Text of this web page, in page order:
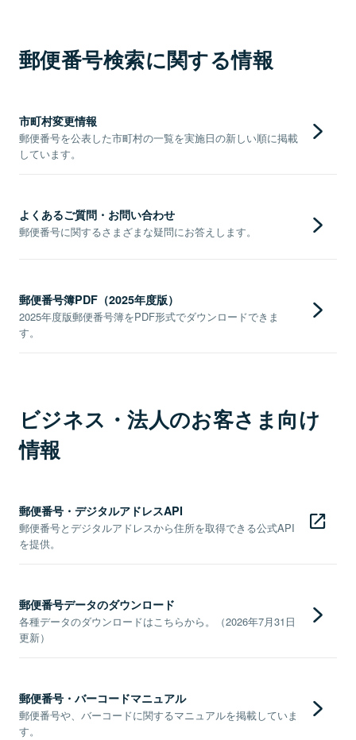
郵便番号検索に関する情報
市町村変更情報
郵便番号を公表した市町村の一覧を実施日の新しい順に掲載
しています。
よくあるご質問・お問い合わせ
郵便番号に関するさまざまな疑問にお答えします。
郵便番号簿PDF（2025年度版）
2025年度版郵便番号簿をPDF形式でダウンロードできま
す。
ビジネス・法人のお客さま向け
情報
郵便番号・デジタルアドレスAPI
郵便番号とデジタルアドレスから住所を取得できる公式API
を提供。
郵便番号データのダウンロード
各種データのダウンロードはこちらから。（2026年7月31日
更新）
郵便番号・バーコードマニュアル
郵便番号や、バーコードに関するマニュアルを掲載していま
す。